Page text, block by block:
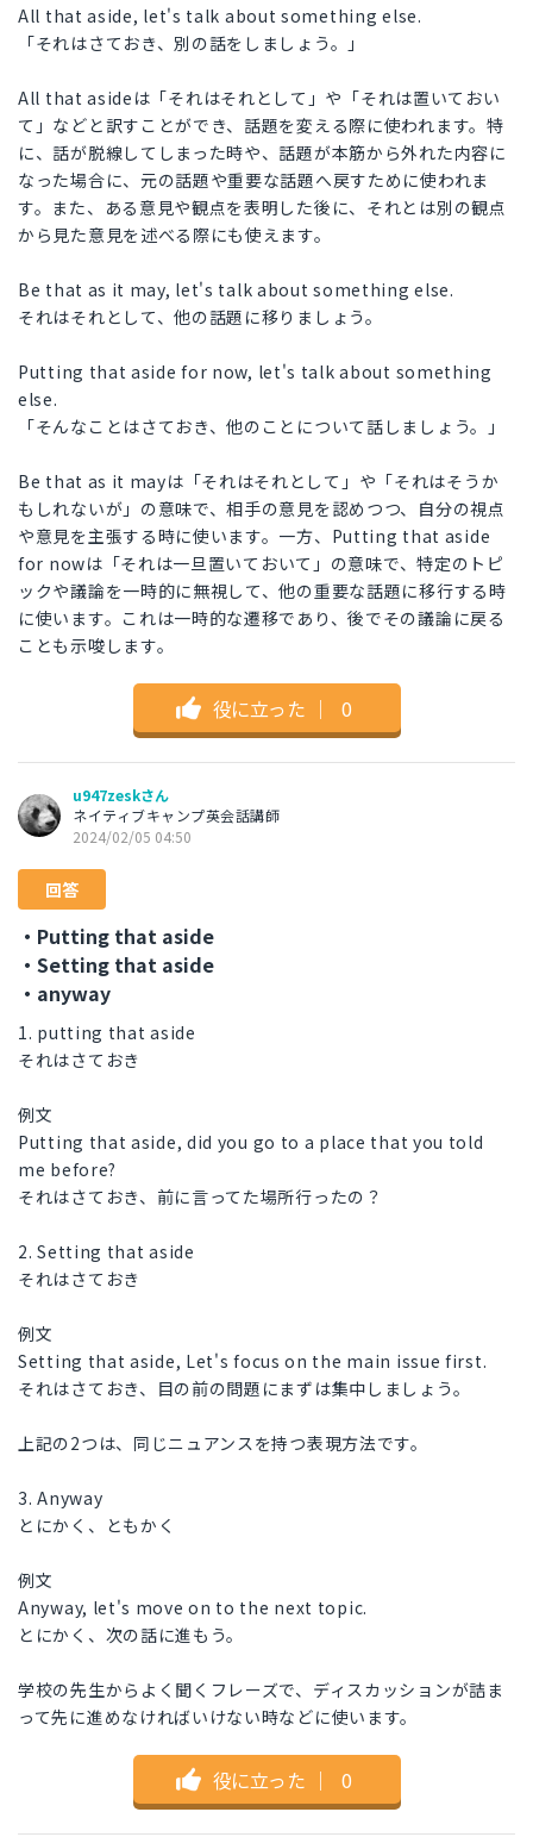
All that aside, let's talk about something else.
「それはさておき、別の話をしましょう。」
All that asideは「それはそれとして」や「それは置いておい
て」などと訳すことができ、話題を変える際に使われます。特
に、話が脱線してしまった時や、話題が本筋から外れた内容に
なった場合に、元の話題や重要な話題へ戻すために使われま
す。また、ある意見や観点を表明した後に、それとは別の観点
から見た意見を述べる際にも使えます。
Be that as it may, let's talk about something else.
それはそれとして、他の話題に移りましょう。
Putting that aside for now, let's talk about something
else.
「そんなことはさておき、他のことについて話しましょう。」
Be that as it mayは「それはそれとして」や「それはそうか
もしれないが」の意味で、相手の意見を認めつつ、自分の視点
や意見を主張する時に使います。一方、Putting that aside
for nowは「それは一旦置いておいて」の意味で、特定のトピ
ックや議論を一時的に無視して、他の重要な話題に移行する時
に使います。これは一時的な遷移であり、後でその議論に戻る
ことも示唆します。
役に立った ｜ 0
u947zeskさん
ネイティブキャンプ英会話講師
2024/02/05 04:50
回答
・Putting that aside
・Setting that aside
・anyway
1. putting that aside
それはさておき
例文
Putting that aside, did you go to a place that you told
me before?
それはさておき、前に言ってた場所行ったの？
2. Setting that aside
それはさておき
例文
Setting that aside, Let's focus on the main issue first.
それはさておき、目の前の問題にまずは集中しましょう。
上記の2つは、同じニュアンスを持つ表現方法です。
3. Anyway
とにかく、ともかく
例文
Anyway, let's move on to the next topic.
とにかく、次の話に進もう。
学校の先生からよく聞くフレーズで、ディスカッションが詰ま
って先に進めなければいけない時などに使います。
役に立った ｜ 0